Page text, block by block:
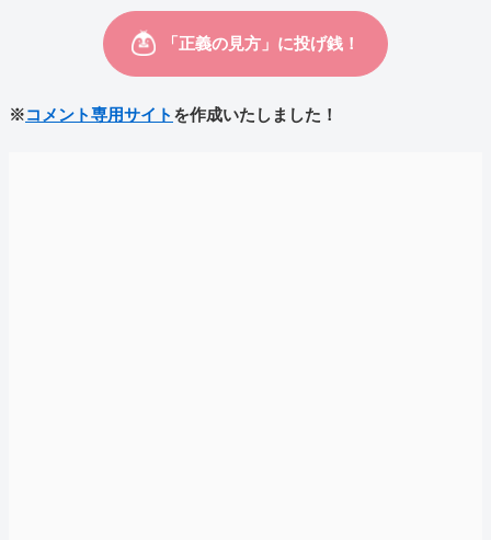
※コメント専用サイト を作成いたしました！